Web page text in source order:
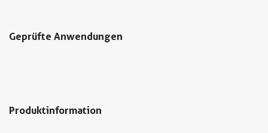
Geprüfte Anwendungen
Produktinformation